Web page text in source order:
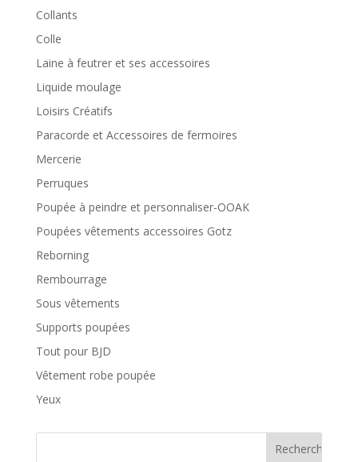
Collants
Colle
Laine à feutrer et ses accessoires
Liquide moulage
Loisirs Créatifs
Paracorde et Accessoires de fermoires
Mercerie
Perruques
Poupée à peindre et personnaliser-OOAK
Poupées vêtements accessoires Gotz
Reborning
Rembourrage
Sous vêtements
Supports poupées
Tout pour BJD
Vêtement robe poupée
Yeux